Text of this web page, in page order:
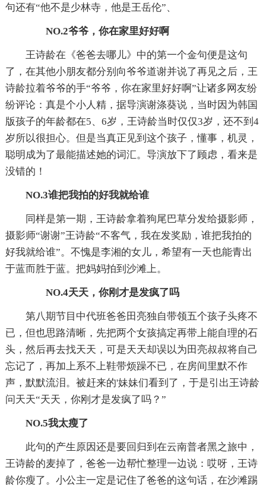
句还有“他不是少林寺，他是王岳伦”、
NO.2爷爷，你在家里好好啊
王诗龄在《爸爸去哪儿》中的第一个金句便是这句
了，在其他小朋友都分别向爷爷道谢并说了再见之后，王
诗龄拉着爷爷的手“爷爷，你在家里好好啊”让诸多网友纷
纷评论：真是个小人精，据导演谢涤葵说，当时因为韩国
版孩子的年龄都在5、6岁，王诗龄当时仅仅3岁，还不到4
岁所以很担心。但是当真正见到这个孩子，懂事，机灵，
聪明成为了最能描述她的词汇。导演放下了顾虑，看来是
没错的！
NO.3谁把我拍的好我就给谁
同样是第一期，王诗龄拿着狗尾巴草分发给摄影师，
摄影师“谢谢”王诗龄“不客气，我在发奖励，谁把我拍的
好我就给谁”。不愧是李湘的女儿，希望有一天也能青出
于蓝而胜于蓝。把妈妈拍到沙滩上。
NO.4天天，你刚才是发疯了吗
第八期节目中代班爸爸田亮独自带领五个孩子头疼不
已，但也思路清晰，先把两个女孩搞定再带上能自理的石
头，然后再去找天天，可是天天却误以为田亮叔叔将自己
忘记了，再加上系不上鞋带烦躁不已，在房间里默不作
声，默默流泪。被赶来的'妹妹们看到了，于是引出王诗龄
问天天“天天，你刚才是发疯了吗？”
NO.5我太瘦了
此句的产生原因还是要回归到在云南普者黑之旅中，
王诗龄的麦掉了，爸爸一边帮忙整理一边说：哎呀，王诗
龄你瘦了。小公主一定是记住了爸爸的这句话，在沙滩踢